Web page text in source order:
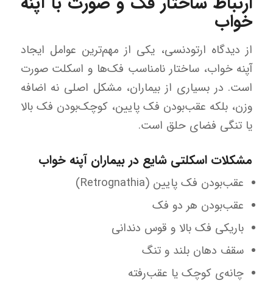
خواب
از دیدگاه ارتودنسی، یکی از مهم‌ترین عوامل ایجاد
آپنه خواب، ساختار نامناسب فک‌ها و اسکلت صورت
است. در بسیاری از بیماران، مشکل اصلی نه اضافه
وزن، بلکه عقب‌بودن فک پایین، کوچک‌بودن فک بالا
یا تنگی فضای حلق است.
مشکلات اسکلتی شایع در بیماران آپنه خواب
عقب‌بودن فک پایین (Retrognathia)
عقب‌بودن هر دو فک
باریکی فک بالا و قوس دندانی
سقف دهان بلند و تنگ
چانه‌ی کوچک یا عقب‌رفته